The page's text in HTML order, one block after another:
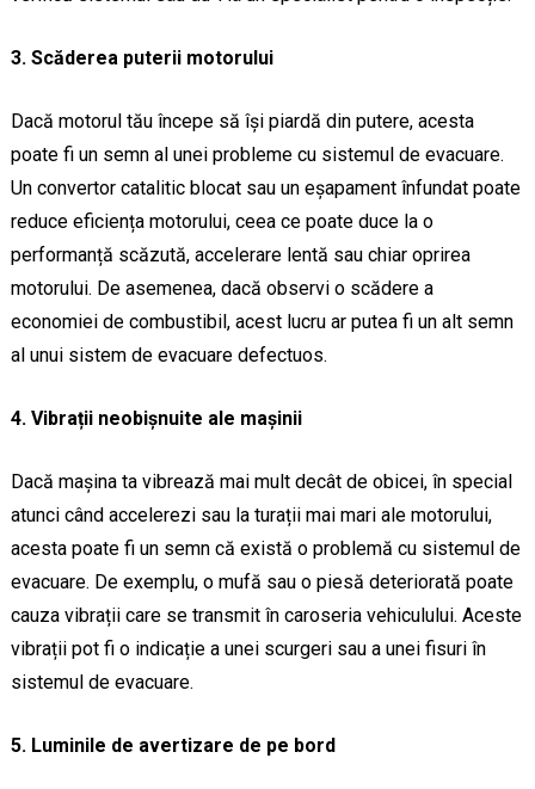
3. Scăderea puterii motorului
Dacă motorul tău începe să își piardă din putere, acesta
poate fi un semn al unei probleme cu sistemul de evacuare.
Un convertor catalitic blocat sau un eșapament înfundat poate
reduce eficiența motorului, ceea ce poate duce la o
performanță scăzută, accelerare lentă sau chiar oprirea
motorului. De asemenea, dacă observi o scădere a
economiei de combustibil, acest lucru ar putea fi un alt semn
al unui sistem de evacuare defectuos.
4. Vibrații neobișnuite ale mașinii
Dacă mașina ta vibrează mai mult decât de obicei, în special
atunci când accelerezi sau la turații mai mari ale motorului,
acesta poate fi un semn că există o problemă cu sistemul de
evacuare. De exemplu, o mufă sau o piesă deteriorată poate
cauza vibrații care se transmit în caroseria vehiculului. Aceste
vibrații pot fi o indicație a unei scurgeri sau a unei fisuri în
sistemul de evacuare.
5. Luminile de avertizare de pe bord